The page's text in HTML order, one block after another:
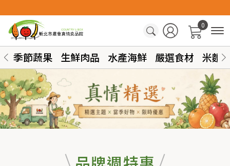
0
季節蔬果 生鮮肉品 水產海鮮 嚴選食材 米麵